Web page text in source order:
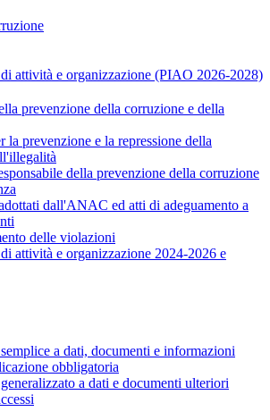
attività e organizzazione (PIAO 2026-2028)
prevenzione della corruzione e della
la prevenzione e la repressione della
della prevenzione della corruzione
dall'ANAC ed atti di adeguamento a
delle violazioni
attività e organizzazione 2024-2026 e
a dati, documenti e informazioni
obbligatoria
a dati e documenti ulteriori